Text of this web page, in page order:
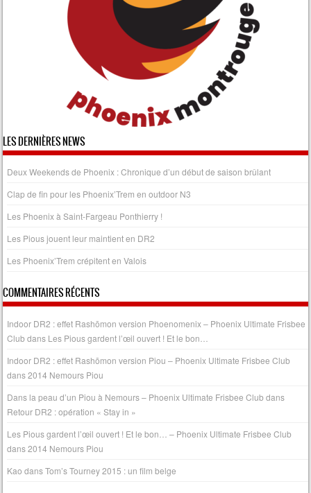
LES DERNIÈRES NEWS
Deux Weekends de Phoenix : Chronique d’un début de saison brûlant
Clap de fin pour les Phoenix’Trem en outdoor N3
Les Phoenix à Saint-Fargeau Ponthierry !
Les Pious jouent leur maintient en DR2
Les Phoenix’Trem crépitent en Valois
COMMENTAIRES RÉCENTS
Indoor DR2 : effet Rashōmon version Phoenomenix – Phoenix Ultimate Frisbee
Clubdans Les Pious gardent l’œil ouvert ! Et le bon…
Indoor DR2 : effet Rashōmon version Piou – Phoenix Ultimate Frisbee Club
dans2014 Nemours Piou
Dans la peau d’un Piou à Nemours – Phoenix Ultimate Frisbee Clubdans
Retour DR2 : opération « Stay in »
Les Pious gardent l’œil ouvert ! Et le bon… – Phoenix Ultimate Frisbee Club
dans2014 Nemours Piou
Kao dansTom’s Tourney 2015 : un film belge